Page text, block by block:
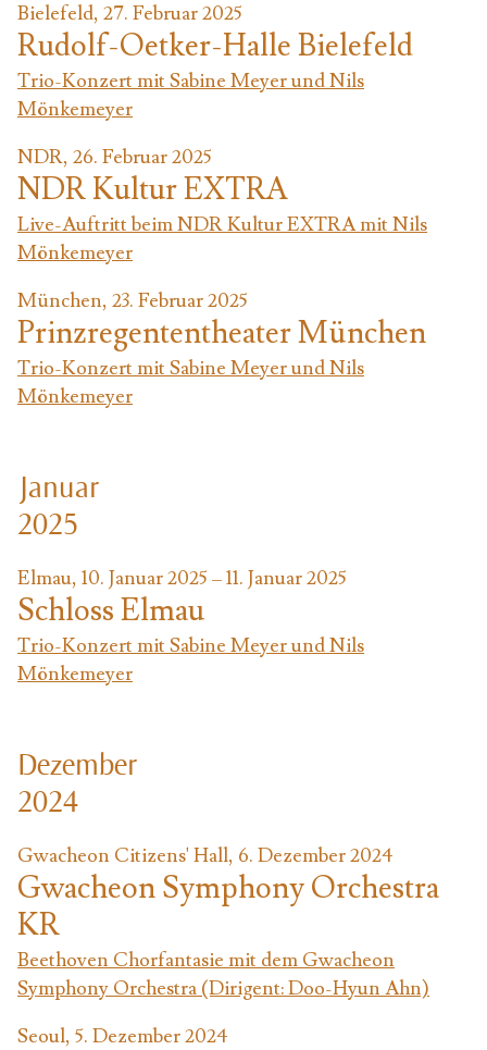
Bielefeld, 27. Februar 2025
Rudolf-Oetker-Halle Bielefeld
Trio-Konzert mit Sabine Meyer und Nils
Mönkemeyer
NDR, 26. Februar 2025
NDR Kultur EXTRA
Live-Auftritt beim NDR Kultur EXTRA mit Nils
Mönkemeyer
München, 23. Februar 2025
Prinzregententheater München
Trio-Konzert mit Sabine Meyer und Nils
Mönkemeyer
Januar
2025
Elmau, 10. Januar 2025 – 11. Januar 2025
Schloss Elmau
Trio-Konzert mit Sabine Meyer und Nils
Mönkemeyer
Dezember
2024
Gwacheon Citizens' Hall, 6. Dezember 2024
Gwacheon Symphony Orchestra
KR
Beethoven Chorfantasie mit dem Gwacheon
Symphony Orchestra (Dirigent: Doo-Hyun Ahn)
Seoul, 5. Dezember 2024